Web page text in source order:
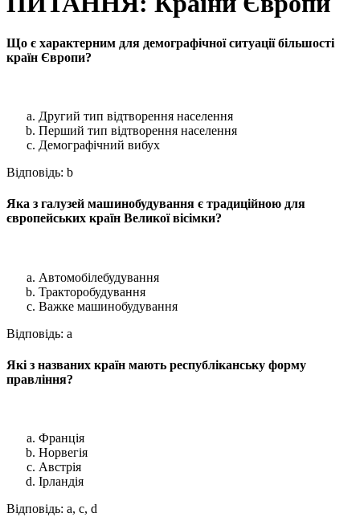
Що є характерним для демографічної ситуації більшості
країн Європи?
Другий тип відтворення населення
Перший тип відтворення населення
Демографічний вибух
Відповідь: b
Яка з галузей машинобудування є традиційною для
європейських країн Великої вісімки?
Автомобілебудування
Тракторобудування
Важке машинобудування
Відповідь: a
Які з названих країн мають республіканську форму
правління?
Франція
Норвегія
Австрія
Ірландія
Відповідь: a, c, d